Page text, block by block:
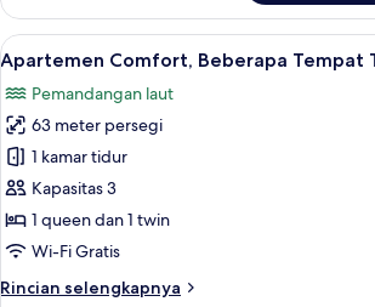
Sofa,
pemandangan
laut
Studio
Comfort,
1
Tempat
Tidur
Double
dengan
tempat
tidur
Sofa,
pemandangan
laut
Lihat
semua
foto
untuk
Apartemen
Comfort,
Beberapa
Tempat
Apartemen
16
Apartemen Comfort, Beberapa Tempat
Pemandangan laut
63 meter persegi
1 kamar tidur
Kapasitas 3
1 queen dan 1 twin
Wi-Fi Gratis
Rincian selengkapnya
Rincian